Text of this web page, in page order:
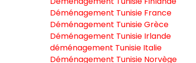
Déménagement Tunisie France
Déménagement Tunisie Grèce
Déménagement Tunisie Irlande
déménagement Tunisie Italie
Déménagement Tunisie Norvège